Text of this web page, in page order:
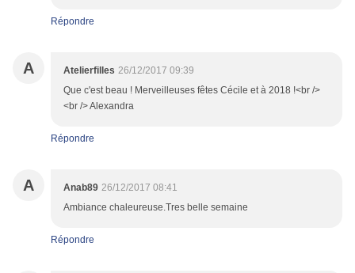
Répondre
A Atelierfilles 26/12/2017 09:39
Que c'est beau ! Merveilleuses fêtes Cécile et à 2018 !<br />
<br /> Alexandra
Répondre
A Anab89 26/12/2017 08:41
Ambiance chaleureuse.Tres belle semaine
Répondre